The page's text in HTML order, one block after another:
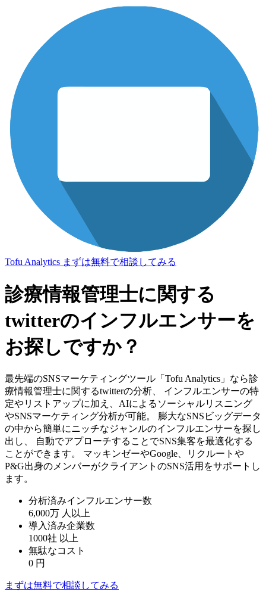
Tofu Analytics まずは無料で相談してみる
診療情報管理士に関する
twitterのインフルエンサーを
お探しですか？
最先端のSNSマーケティングツール「Tofu Analytics」なら診
療情報管理士に関するtwitterの分析、 インフルエンサーの特
定やリストアップに加え、AIによるソーシャルリスニング
やSNSマーケティング分析が可能。 膨大なSNSビッグデータ
の中から簡単にニッチなジャンルのインフルエンサーを探し
出し、 自動でアプローチすることでSNS集客を最適化する
ことができます。 マッキンゼーやGoogle、リクルートや
P&G出身のメンバーがクライアントのSNS活用をサポートし
ます。
分析済みインフルエンサー数
6,000万 人以上
導入済み企業数
1000社 以上
無駄なコスト
0 円
まずは無料で相談してみる